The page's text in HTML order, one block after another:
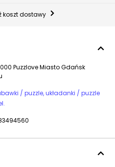
koszt dostawy
Puzzlove Miasto Gdańsk
/ puzzle, układanki / puzzle